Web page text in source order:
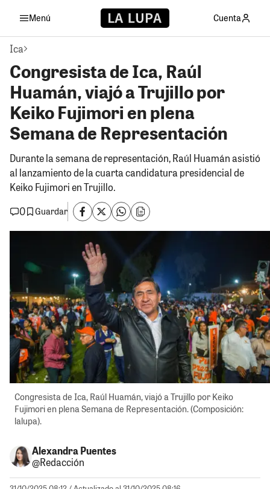
Menú Cuenta
Ica
Congresista de Ica, Raúl
Huamán, viajó a Trujillo por
Keiko Fujimori en plena
Semana de Representación
Durante la semana de representación, Raúl Huamán asistió
al lanzamiento de la cuarta candidatura presidencial de
Keiko Fujimori en Trujillo.
0
Guardar
Congresista de Ica, Raúl Huamán, viajó a Trujillo por Keiko
Fujimori en plena Semana de Representación. (Composición:
lalupa).
Alexandra Puentes
@Redacción